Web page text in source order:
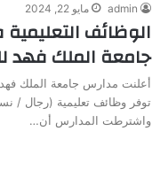
admin مايو 22, 2024
الوظائف
جامعة الملك فهد
أعلنت مدارس جامعة الملك فهد
توفر وظائف تعليمية (رجال /
واشترطت المدارس أن…